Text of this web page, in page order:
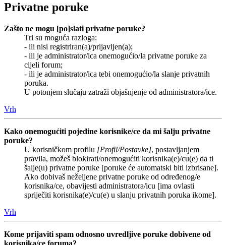
Privatne poruke
Zašto ne mogu [po]slati privatne poruke?
Tri su moguća razloga:
- ili nisi registriran(a)/prijavljen(a);
- ili je administrator/ica onemogućio/la privatne poruke za
cijeli forum;
- ili je administrator/ica tebi onemogućio/la slanje privatnih
poruka.
U potonjem slučaju zatraži objašnjenje od administratora/ice.
Vrh
Kako onemogućiti pojedine korisnike/ce da mi šalju privatne
poruke?
U korisničkom profilu [Profil/Postavke], postavljanjem
pravila, možeš blokirati/onemogućiti korisnika(e)/cu(e) da ti
šalje(u) privatne poruke [poruke će automatski biti izbrisane].
Ako dobivaš neželjene privatne poruke od određenog/e
korisnika/ce, obavijesti administratora/icu [ima ovlasti
spriječiti korisnika(e)/cu(e) u slanju privatnih poruka ikome].
Vrh
Kome prijaviti spam odnosno uvredljive poruke dobivene od